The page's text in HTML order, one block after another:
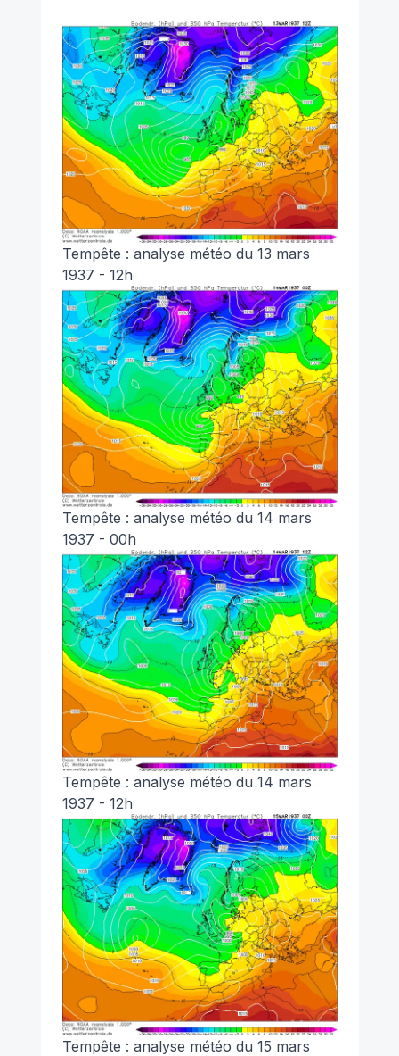
Tempête : analyse météo du 13 mars
1937 - 12h
Tempête : analyse météo du 14 mars
1937 - 00h
Tempête : analyse météo du 14 mars
1937 - 12h
Tempête : analyse météo du 15 mars